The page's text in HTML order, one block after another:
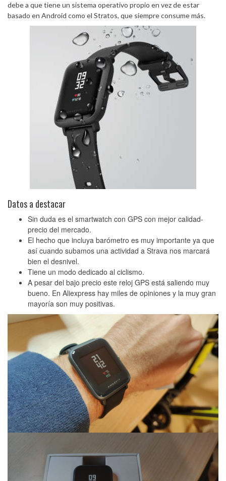
debe a que tiene un sistema operativo propio en vez de estar
basado en Android como el Stratos, que siempre consume más.
Datos a destacar
Sin duda es el smartwatch con GPS con mejor calidad-
precio del mercado.
El hecho que incluya barómetro es muy importante ya que
así cuando subamos una actividad a Strava nos marcará
bien el desnivel.
Tiene un modo dedicado al ciclismo.
A pesar del bajo precio este reloj GPS está saliendo muy
bueno. En Aliexpress hay miles de opiniones y la muy gran
mayoría son muy positivas.